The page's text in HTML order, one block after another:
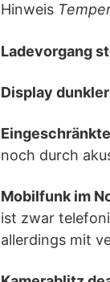
Hinweis
Ladevorgang
Display
noch durch
Mobilfunk im
ist zwar
allerdings mit